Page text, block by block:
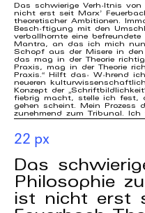
Das schwierige Verhältnis
nicht erst seit Marx’
theoretischer Ambitionen.
Beschäftigung mit den
verballhornte eine
Mantra, an das ich mich nun
Schopf aus der Misere in den
das mag in der Theorie
Praxis, mag in der Theorie
Praxis.“ Hilft das? Während
neueren
Konzept der
fiebrig macht, stelle ich fest,
gehen scheint. Mein Prozess
zunehmend zum Tribunal.
frage mich: Ist es das wert?
tatsächlich rehabilitiert
platonische Bilderskepsis
ändert das an meiner Freude
Gegenteil: Solange das
die epistemische
sprachzentrierten
als eine Koproduktion von
denen stillschweigend ein
sich die vazierenden Horden
22 px
Das
Philosophie
ist nicht erst